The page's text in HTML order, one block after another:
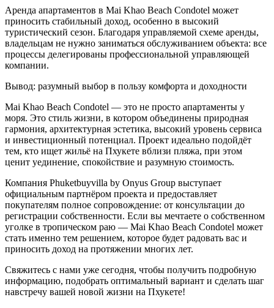
Аренда апартаментов в Mai Khao Beach Condotel может
приносить стабильный доход, особенно в высокий
туристический сезон. Благодаря управляемой схеме аренды,
владельцам не нужно заниматься обслуживанием объекта: все
процессы делегированы профессиональной управляющей
компании.
Вывод: разумный выбор в пользу комфорта и доходности
Mai Khao Beach Condotel — это не просто апартаменты у
моря. Это стиль жизни, в котором объединены природная
гармония, архитектурная эстетика, высокий уровень сервиса
и инвестиционный потенциал. Проект идеально подойдёт
тем, кто ищет жильё на Пхукете вблизи пляжа, при этом
ценит уединение, спокойствие и разумную стоимость.
Компания Phuketbuyvilla by Onyus Group выступает
официальным партнёром проекта и предоставляет
покупателям полное сопровождение: от консультации до
регистрации собственности. Если вы мечтаете о собственном
уголке в тропическом раю — Mai Khao Beach Condotel может
стать именно тем решением, которое будет радовать вас и
приносить доход на протяжении многих лет.
Свяжитесь с нами уже сегодня, чтобы получить подробную
информацию, подобрать оптимальный вариант и сделать шаг
навстречу вашей новой жизни на Пхукете!